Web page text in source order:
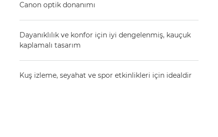
Canon optik donanımı
Dayanıklılık ve konfor için iyi dengelenmiş, kauçuk
kaplamalı tasarım
Kuş izleme, seyahat ve spor etkinlikleri için idealdir